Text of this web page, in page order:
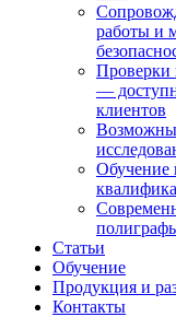
работы и
Проверки
—
клиентов
Обучение
Статьи
Обучение
Продукция и
Контакты